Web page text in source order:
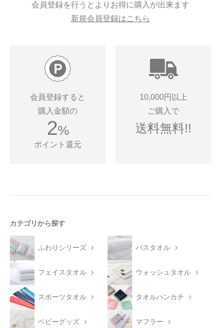
会員登録を行うとよりお得に購入が出来ます
新規会員登録はこちら
会員登録すると
購入金額の
2%
ポイント還元
10,000円以上
ご購入で
送料無料!!
カテゴリから探す
ふわりシリーズ バスタオル
フェイスタオル ウォッシュタオル
スポーツタオル タオルハンカチ
ベビーグッズ マフラー